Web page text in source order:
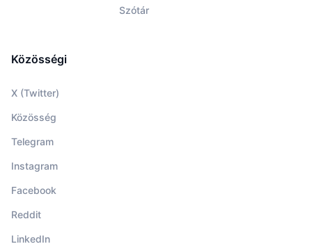
Szótár
Közösségi
X (Twitter)
Közösség
Telegram
Instagram
Facebook
Reddit
LinkedIn